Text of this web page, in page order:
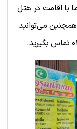
با اقامت در هتل
می‌توانید
تماس بگیرید.